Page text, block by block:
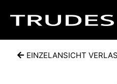
EINZELANSICHT